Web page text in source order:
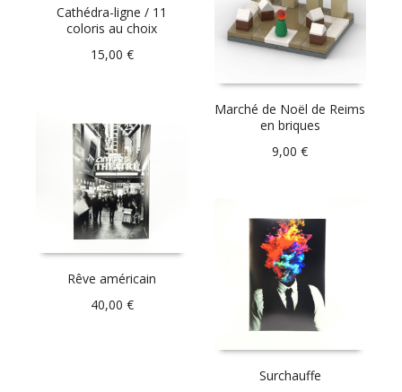
Cathédra-ligne / 11
coloris au choix
15,00 €
Marché de Noël de Reims
en briques
9,00€
Rêve américain
40,00 €
Surchauffe